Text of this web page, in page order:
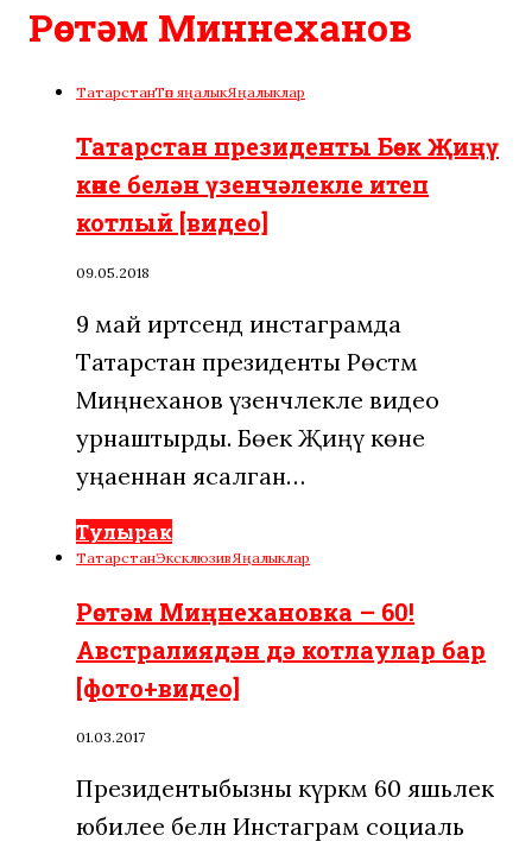
Рөстәм Миннеханов
ТатарстанТөп яңалыкЯңалыклар
Татарстан президенты Бөек Җиңү
көне белән үзенчәлекле итеп
котлый [видео]
09.05.2018
9 май иртәсендә инстаграмда
Татарстан президенты Рөстәм
Миңнеханов үзенчәлекле видео
урнаштырды. Бөек Җиңү көне
уңаеннан ясалган…
Тулырак
ТатарстанЭксклюзивЯңалыклар
Рөстәм Миңнехановка – 60!
Австралиядән дә котлаулар бар
[фото+видео]
01.03.2017
Президентыбызны күркәм 60 яшьлек
юбилее белән Инстаграм социаль